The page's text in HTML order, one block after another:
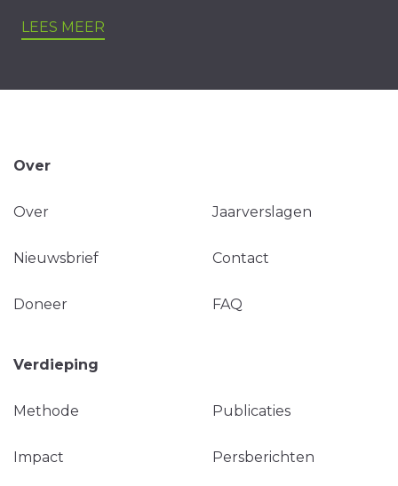
LEES MEER
Over
Over Jaarverslagen
Nieuwsbrief Contact
Doneer FAQ
Verdieping
Methode Publicaties
Impact Persberichten